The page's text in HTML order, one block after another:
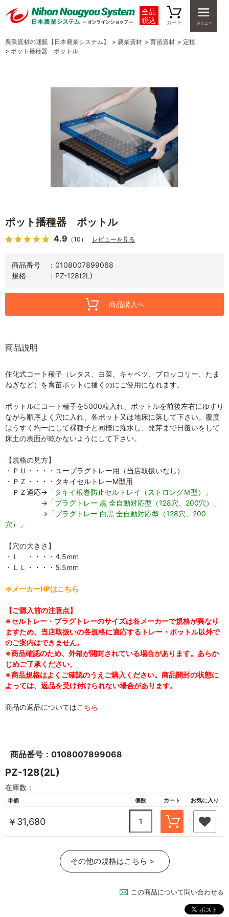
全品
税込
カート
農業資材の通販【日本農業システム】 > 農業資材 > 育苗資材 > 定植
> ポット播種器 ポットル
ポット播種器 ポットル
4.9 （10） レビューを見る
商品番号
0108007899068
規格
PZ-128(2L)
商品購入へ
商品説明
住化式コート種子（レタス、白菜、キャベツ、ブロッコリー、たま
ねぎなど）を育苗ポットに播くのにご使用になれます。
ポットルにコート種子を5000粒入れ、ポットルを前後左右にゆすり
ながら順序よく穴に入れ、各ポット又は地床に落して下さい。覆度
はうすく均一にして裸種子と同様に灌水し、発芽まで日覆いをして
床土の表面が乾かないようにして下さい。
【規格の見方】
・ＰＵ・・・・ユープラグトレー用（当店取扱いなし）
・ＰＺ・・・・タキイセルトレーM型用
ＰＺ適応→ 「タキイ根巻防止セルトレイ（ストロングＭ型）」
→ 「プラグトレー 黒 全自動対応型（128穴、200穴）」
→ 「プラグトレー 白黒 全自動対応型（128穴、200
穴）」
【穴の大きさ】
・Ｌ ・・・・4.5mm
・ＬＬ・・・・5.5mm
⇒メーカーHPはこちら
【ご購入前の注意点】
※セルトレー・プラグトレーのサイズは各メーカーで規格が異なり
ますため、当店取扱いの各規格に適応するトレー・ポットル以外で
のご案内はできません。
※商品確認のため、外箱が開封されている場合があります。あらか
じめご了承ください。
※商品規格はよくご確認のうえご購入ください。商品開封の状態に
よっては、返品を受け付けられない場合があります。
商品の返品についてはこちら
商品番号：0108007899068
PZ-128(2L)
在庫数：
単価 個数 カート お気に入り
￥31,680
その他の規格はこちら >
この商品について問い合わせる